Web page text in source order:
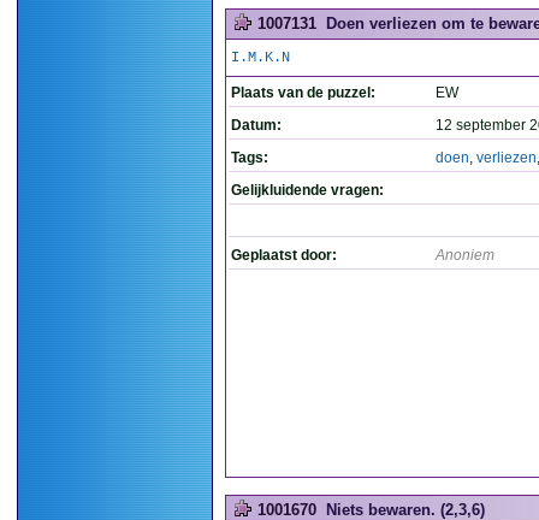
1007131 Doen verliezen om te
I.M.K.N
Plaats van de puzzel:
EW
Datum:
12 september
Tags:
doen, verliezen
Gelijkluidende vragen:
Geplaatst door: Anoniem
1001670 Niets bewaren. (2,3,6)